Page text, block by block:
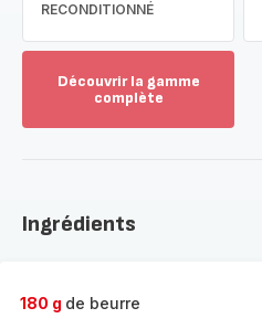
RECONDITIONNÉ
Découvrir la gamme
complète
gamme
Ingrédients
180 g de beurre